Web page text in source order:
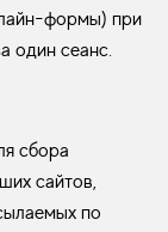
формы) при
один сеанс.
сбора
сайтов,
по